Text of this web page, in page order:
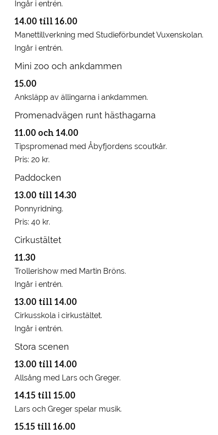
Ingår i entrén.
14.00 till 16.00
Manettillverkning med Studieförbundet Vuxenskolan.
Ingår i entrén.
Mini zoo och ankdammen
15.00
Anksläpp av ällingarna i ankdammen.
Promenadvägen runt hästhagarna
11.00 och 14.00
Tipspromenad med Åbyfjordens scoutkår.
Pris: 20 kr.
Paddocken
13.00 till 14.30
Ponnyridning.
Pris: 40 kr.
Cirkustältet
11.30
Trollerishow med Martin Bröns.
Ingår i entrén.
13.00 till 14.00
Cirkusskola i cirkustältet.
Ingår i entrén.
Stora scenen
13.00 till 14.00
Allsång med Lars och Greger.
14.15 till 15.00
Lars och Greger spelar musik.
15.15 till 16.00